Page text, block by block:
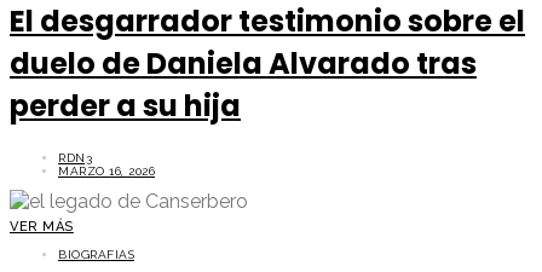
El desgarrador testimonio sobre el
duelo de Daniela Alvarado tras
perder a su hija
RDN3
MARZO 16, 2026
VER MÁS
BIOGRAFIAS